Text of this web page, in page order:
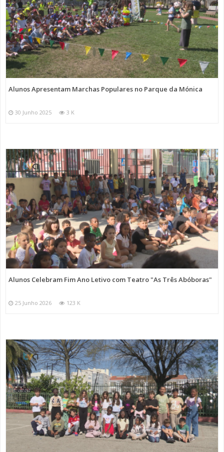
Alunos Apresentam Marchas Populares no Parque da Mónica
30 Junho 2025 3 K
Alunos Celebram Fim Ano Letivo com Teatro "As Três Abóboras"
25 Junho 2026 123 K